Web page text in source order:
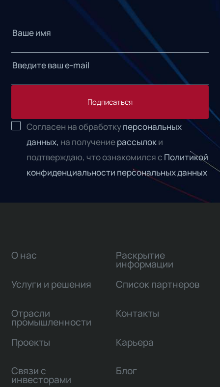
Подписаться
Согласен на обработкуперсональных
данных, на получениерассылоки
подтверждаю, что ознакомился с Политикой
конфиденциальности персональных данных
О нас
Услуги и решения
Отрасли
промышленности
Проекты
Связи с
инвесторами
Раскрытие
информации
Список партнеров
Контакты
Карьера
Блог